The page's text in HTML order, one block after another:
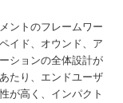
ントのフレームワー
イド、オウンド、ア
ションの全体設計が
たり、エンドユーザ
が高く、インパクト